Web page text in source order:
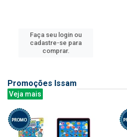
Faça seu login ou
cadastre-se para
comprar.
Promoções Issam
Veja mais